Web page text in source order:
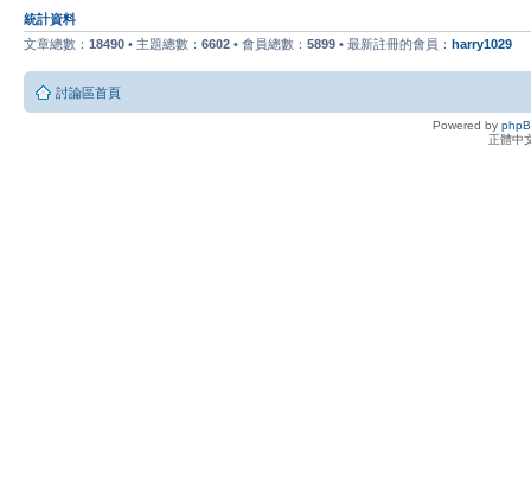
統計資料
文章總數： 18490 • 主題總數： 6602 • 會員總數： 5899 • 最新註冊的會員： harry1029
討論區首頁
Powered by
正體中